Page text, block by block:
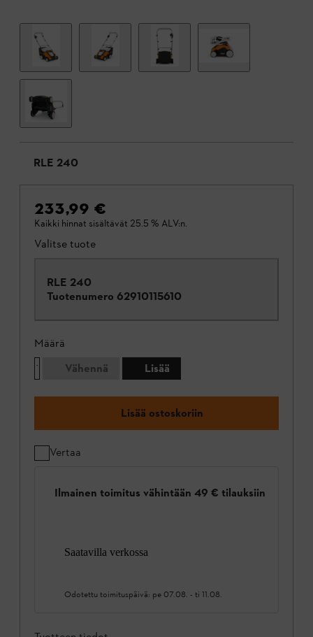
RLE 240
233,99 €
Kaikki hinnat sisältävät 25.5 % ALV:n.
Valitse tuote
RLE 240
Tuotenumero 62910115610
Määrä
Vähennä
Lisää
Lisää ostoskoriin
Vertaa
Ilmainen toimitus vähintään 49 € tilauksiin
Saatavilla verkossa
Odotettu toimituspäivä: pe 07.08. - ti 11.08.